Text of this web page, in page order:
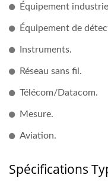
Équipement
Équipement de
Instruments.
Réseau sans fil.
Télécom/Datacom.
Mesure.
Aviation.
Spécifications